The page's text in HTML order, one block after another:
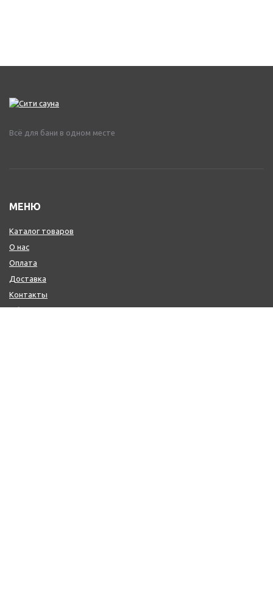
Всё для бани в одном месте
МЕНЮ
Каталог товаров
О нас
Оплата
Доставка
Контакты
Обмен и возврат